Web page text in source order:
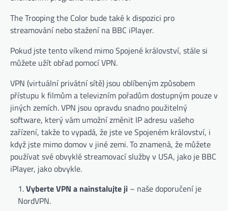
The Trooping the Color bude také k dispozici pro
streamování nebo stažení na BBC iPlayer.
Pokud jste tento víkend mimo Spojené království, stále si
můžete užít obřad pomocí VPN.
VPN (virtuální privátní sítě) jsou oblíbeným způsobem
přístupu k filmům a televizním pořadům dostupným pouze v
jiných zemích. VPN jsou opravdu snadno použitelný
software, který vám umožní změnit IP adresu vašeho
zařízení, takže to vypadá, že jste ve Spojeném království, i
když jste mimo domov v jiné zemi. To znamená, že můžete
používat své obvyklé streamovací služby v USA, jako je BBC
iPlayer, jako obvykle.
Vyberte VPN a nainstalujte ji – naše doporučení je
NordVPN.